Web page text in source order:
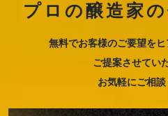
プロの醸造家
無料でお客様のご要望をヒ
ご提案させてい
お気軽にご相談